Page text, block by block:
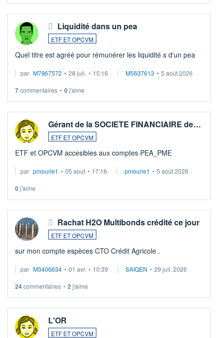
Liquidité dans un pea
ETF ET OPCVM
Quel titre est agréé pour rémunérer les liquidité s d'un pea
par M7967572 • 28 juil. • 15:16 M5637613 • 5 août 2026
7commentaires • 0j'aime
Gérant de la SOCIETE FINANCIAIRE de…
ETF ET OPCVM
ETF et OPCVM accesibles aux comptes PEA_PME
par pmourie1 • 05 août • 17:16 pmourie1 • 5 août 2026
0j'aime
Rachat H2O Multibonds crédité ce jour
ETF ET OPCVM
sur mon compte espèces CTO Crédit Agricole .
par M3406634 • 01 avr. • 10:39 SAIQEN • 29 juil. 2026
24commentaires • 2 j'aime
L'OR
ETF ET OPCVM